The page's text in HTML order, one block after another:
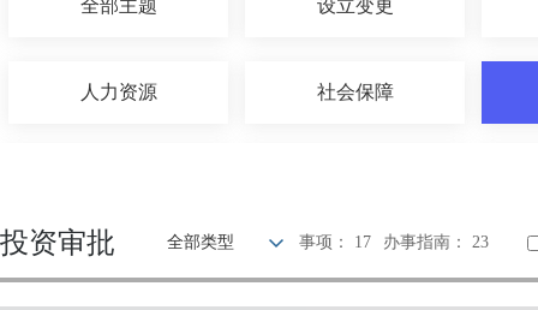
全部主题 设立变更
人力资源 社会保障
投资审批 全部类型 事项： 17 办事指南： 23